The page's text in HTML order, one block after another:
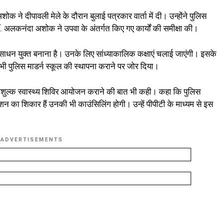
ने दीपावली मेले के दौरान बुलाई पत्रकार वार्ता में दी। उन्होंने पुलिस
अलकनंदा अशोक ने उपवा के अंतर्गत किए गए कार्यों की समीक्षा की।
युक्त बनाना है। उनके लिए सांध्याकालिक कक्षाएं चलाई जाएंगी। इसके
माडर्न स्कूल की स्थापना कराने पर जोर दिया।
स्वास्थ्य शिविर आयोजन कराने की बात भी कही। कहा कि पुलिस
का शिकार हैं उनकी भी काउंसिलिंग होगी। उन्हें पीपीटी के माध्यम से इस
ADVERTISEMENTS